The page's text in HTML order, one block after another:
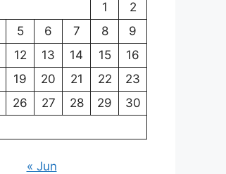
1
2
5 6 7 8
9
12 13 14 15
16
19 20 21 22
23
26 27 28 29
30
« Jun